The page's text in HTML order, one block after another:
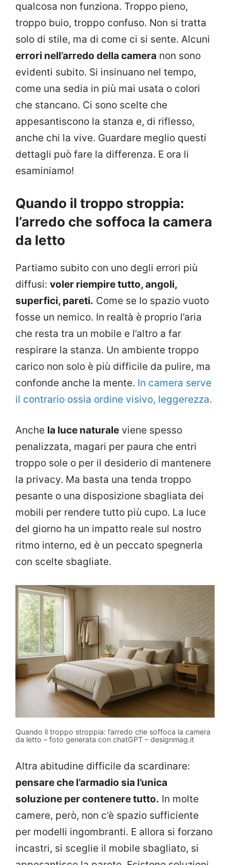
qualcosa non funziona. Troppo pieno,
troppo buio, troppo confuso. Non si tratta
solo di stile, ma di come ci si sente. Alcuni
errori nell’arredo della camera non sono
evidenti subito. Si insinuano nel tempo,
come una sedia in più mai usata o colori
che stancano. Ci sono scelte che
appesantiscono la stanza e, di riflesso,
anche chi la vive. Guardare meglio questi
dettagli può fare la differenza. E ora li
esaminiamo!
Quando il troppo stroppia:
l’arredo che soffoca la camera
da letto
Partiamo subito con uno degli errori più
diffusi: voler riempire tutto, angoli,
superfici, pareti. Come se lo spazio vuoto
fosse un nemico. In realtà è proprio l’aria
che resta tra un mobile e l’altro a far
respirare la stanza. Un ambiente troppo
carico non solo è più difficile da pulire, ma
confonde anche la mente. In camera serve
il contrario ossia ordine visivo, leggerezza.
Anche la luce naturale viene spesso
penalizzata, magari per paura che entri
troppo sole o per il desiderio di mantenere
la privacy. Ma basta una tenda troppo
pesante o una disposizione sbagliata dei
mobili per rendere tutto più cupo. La luce
del giorno ha un impatto reale sul nostro
ritmo interno, ed è un peccato spegnerla
con scelte sbagliate.
Quando il troppo stroppia: l’arredo che soffoca la camera
da letto – foto generata con chatGPT – designmag.it
Altra abitudine difficile da scardinare:
pensare che l’armadio sia l’unica
soluzione per contenere tutto. In molte
camere, però, non c’è spazio sufficiente
per modelli ingombranti. E allora si forzano
incastri, si sceglie il mobile sbagliato, si